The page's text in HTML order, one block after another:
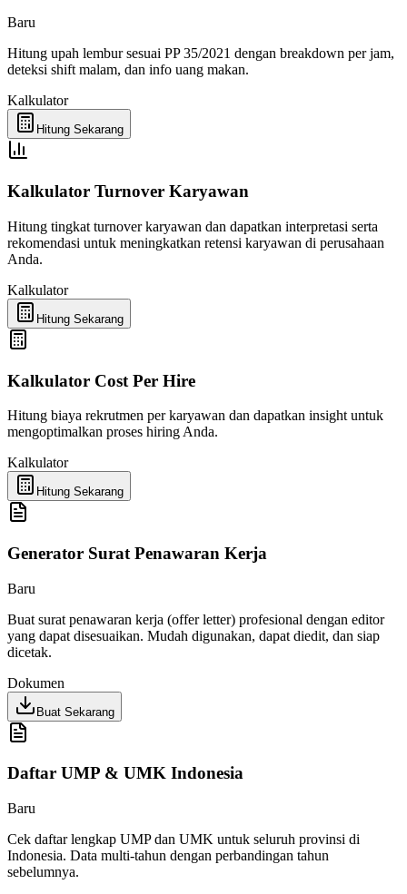
Baru
Hitung upah lembur sesuai PP 35/2021 dengan breakdown per jam,
deteksi shift malam, dan info uang makan.
Kalkulator
Hitung Sekarang
Kalkulator Turnover Karyawan
Hitung tingkat turnover karyawan dan dapatkan interpretasi serta
rekomendasi untuk meningkatkan retensi karyawan di perusahaan
Anda.
Kalkulator
Hitung Sekarang
Kalkulator Cost Per Hire
Hitung biaya rekrutmen per karyawan dan dapatkan insight untuk
mengoptimalkan proses hiring Anda.
Kalkulator
Hitung Sekarang
Generator Surat Penawaran Kerja
Baru
Buat surat penawaran kerja (offer letter) profesional dengan editor
yang dapat disesuaikan. Mudah digunakan, dapat diedit, dan siap
dicetak.
Dokumen
Buat Sekarang
Daftar UMP & UMK Indonesia
Baru
Cek daftar lengkap UMP dan UMK untuk seluruh provinsi di
Indonesia. Data multi-tahun dengan perbandingan tahun
sebelumnya.